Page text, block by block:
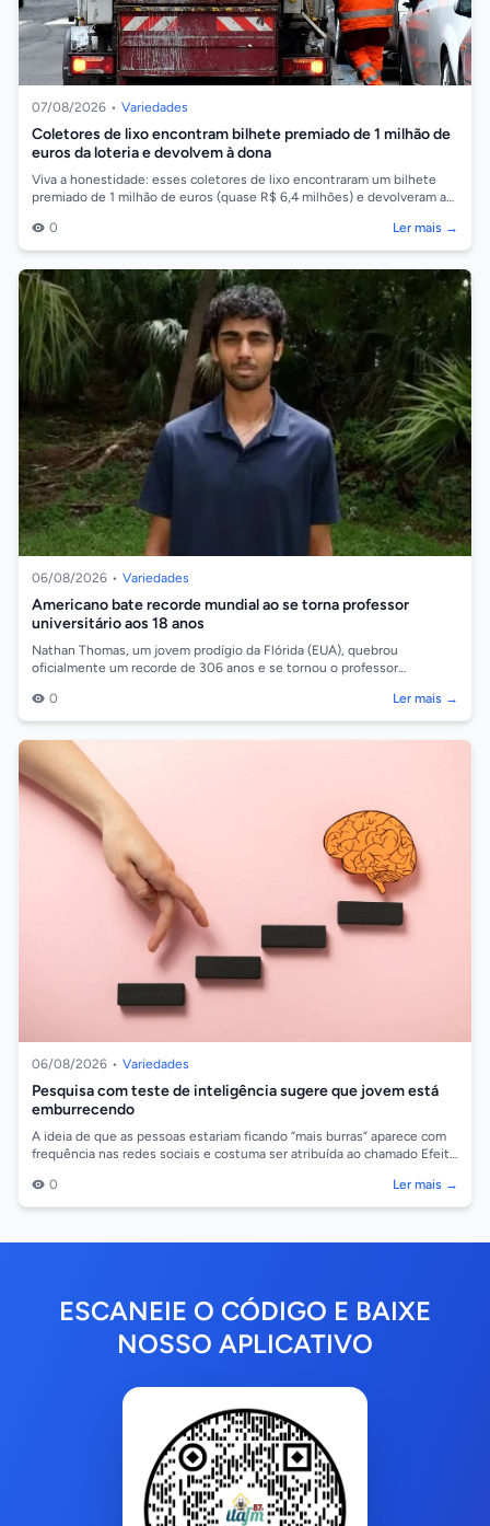
07/08/2026 • Variedades
Coletores de lixo encontram bilhete premiado de 1 milhão de
euros da loteria e devolvem à dona
Viva a honestidade: esses coletores de lixo encontraram um bilhete
premiado de 1 milhão de euros (quase R$ 6,4 milhões) e devolveram a
0
Ler mais →
06/08/2026 • Variedades
Americano bate recorde mundial ao se torna professor
universitário aos 18 anos
Nathan Thomas, um jovem prodígio da Flórida (EUA), quebrou
oficialmente um recorde de 306 anos e se tornou o professor
0
Ler mais →
06/08/2026 • Variedades
Pesquisa com teste de inteligência sugere que jovem está
emburrecendo
A ideia de que as pessoas estariam ficando “mais burras” aparece com
frequência nas redes sociais e costuma ser atribuída ao chamado Efeito
0
Ler mais →
ESCANEIE O CÓDIGO E BAIXE
NOSSO APLICATIVO